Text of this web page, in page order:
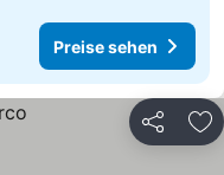
Preise sehen
Teilen